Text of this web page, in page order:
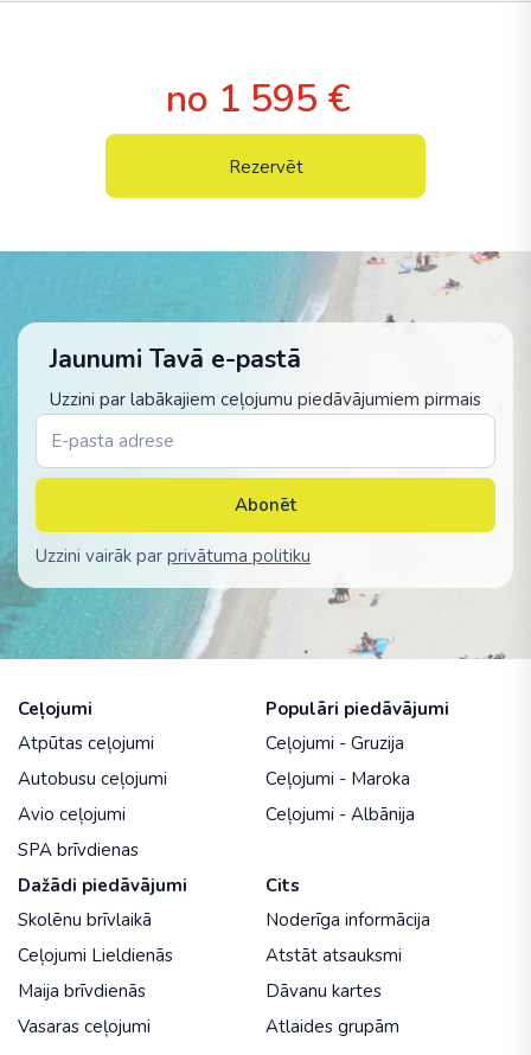
no 1 595 €
Rezervēt
Jaunumi Tavā e-pastā
Uzzini par labākajiem ceļojumu piedāvājumiem pirmais
Abonēt
Uzzini vairāk par privātuma politiku
Ceļojumi
Atpūtas ceļojumi
Autobusu ceļojumi
Avio ceļojumi
SPA brīvdienas
Populāri piedāvājumi
Ceļojumi - Gruzija
Ceļojumi - Maroka
Ceļojumi - Albānija
Dažādi piedāvājumi
Skolēnu brīvlaikā
Ceļojumi Lieldienās
Maija brīvdienās
Vasaras ceļojumi
Cits
Noderīga informācija
Atstāt atsauksmi
Dāvanu kartes
Atlaides grupām